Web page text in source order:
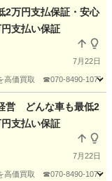
万円支払保証・安心
支払い保証
7月22日
高価買取 ☎070-8490-
営 どんな車も最低2
支払い保証
7月22日
高価買取 ☎070-8490-